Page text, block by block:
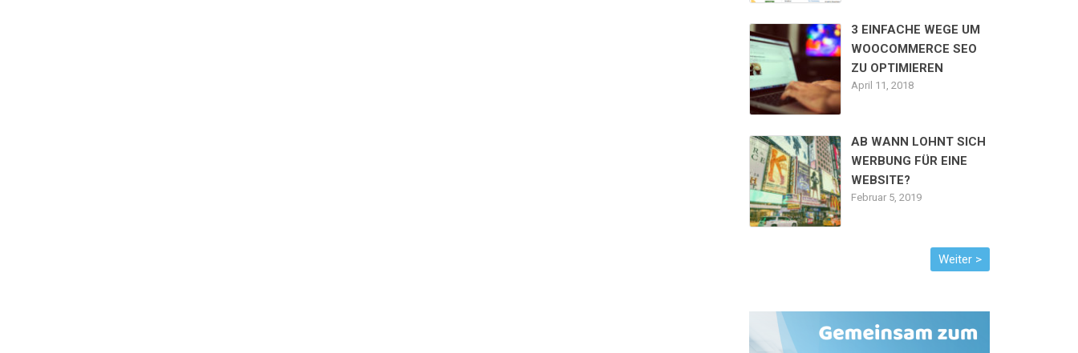
3 EINFACHE WEGE UM
WOOCOMMERCE SEO
ZU OPTIMIEREN
April 11, 2018
AB WANN LOHNT SICH
WERBUNG FÜR EINE
WEBSITE?
Februar 5, 2019